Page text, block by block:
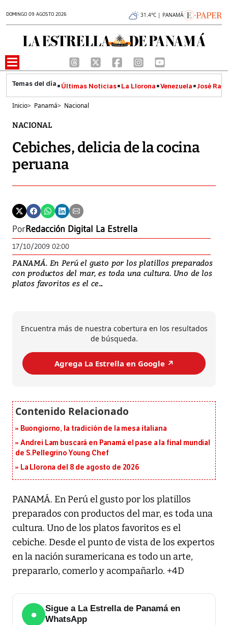
DOMINGO 09 AGOSTO 2026 31.4°C | PANAMÁ
Últimas Noticias La Llorona Venezuela José
Inicio> Panamá> Nacional
NACIONAL
Cebiches, delicia de la cocina
peruana
PorRedacción Digital La Estrella
17/10/2009 02:00
PANAMÁ. En Perú el gusto por los platillos preparados
con productos del mar, es toda una cultura. Uno de los
platos favoritos es el ce...
Encuentra más de nuestra cobertura en los resultados
de búsqueda.
Agrega La Estrella en Google ↗️
Buongiorno, la tradición de la mesa italiana
Andrei Lam buscará en Panamá el pase a la final mundial
de S.Pellegrino Young Chef
La Llorona del 8 de agosto de 2026
PANAMÁ. En Perú el gusto por los platillos
preparados con productos del mar, es toda una
cultura. Uno de los platos favoritos es el
cebiche. Desde el punto de vista de los expertos
en la nación suramericana es todo un arte,
prepararlo, comerlo y acompañarlo. +4D
●
Sigue a La Estrella de Panamá en
WhatsApp